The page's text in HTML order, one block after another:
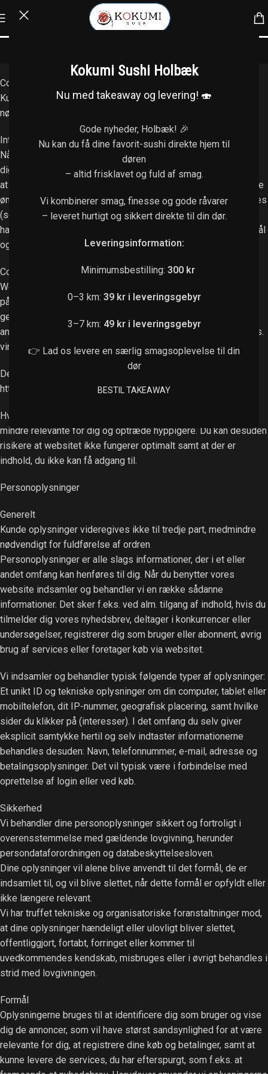
Kokumi Sushi Holbæk
Nu med takeaway og levering! 🍣
Gode nyheder, Holbæk! 🎉
Nu kan du få dine favorit-sushi direkte hjem til
døren
– altid frisklavet og fuld af smag.
Vi kombinerer smag, finesse og gode råvarer
– leveret hurtigt og sikkert direkte til din dør.
Leveringsinformation:
Minimumsbestilling: 300 kr
0–3 km: 39 kr i leveringsgebyr
3–7 km: 49 kr i leveringsgebyr
👉 Lad os levere en særlig smagsoplevelse til din
dør
BESTIL TAKEAWAY
Cookie – og privatlivspolitik hos Kokumi Holbæk ApS
Kunde oplysninger videregives ikke til tredje part, medmindre
nødvendigt for fuldførelse af ordren
Introduktion
Når du besøger vores website indsamles der oplysninger om
dig, som bruges til at tilpasse og forbedre vores indhold og til
at øge værdien af de annoncer, der vises på siden. Hvis du ikke
ønsker, at der indsamles oplysninger, bør du slette dine cookies
(se vejledning) og undlade videre brug af websitet. Nedenfor
har vi uddybet, hvilke informationer der indsamles, deres formål
og hvilke tredjeparter, der har adgang til dem.
Cookies
Websitet anvender “cookies”, der er en tekstfil, som gemmes
på din computer, mobil el. tilsvarende med det formål at
genkende den, huske indstillinger, udføre statistik og målrette
annoncer. Cookies kan ikke indeholde skadelig kode som f.eks.
virus.
Det er muligt at slette eller blokere for cookies. Se vejledning:
http://minecookies.org/cookiehandtering
Hvis du sletter eller blokerer cookies vil annoncer kunne blive
mindre relevante for dig og optræde hyppigere. Du kan desuden
risikere at websitet ikke fungerer optimalt samt at der er
indhold, du ikke kan få adgang til.
Personoplysninger
Generelt
Kunde oplysninger videregives ikke til tredje part, medmindre
nødvendigt for fuldførelse af ordren
Personoplysninger er alle slags informationer, der i et eller
andet omfang kan henføres til dig. Når du benytter vores
website indsamler og behandler vi en række sådanne
informationer. Det sker f.eks. ved alm. tilgang af indhold, hvis du
tilmelder dig vores nyhedsbrev, deltager i konkurrencer eller
undersøgelser, registrerer dig som bruger eller abonnent, øvrig
brug af services eller foretager køb via websitet.
Vi indsamler og behandler typisk følgende typer af oplysninger:
Et unikt ID og tekniske oplysninger om din computer, tablet eller
mobiltelefon, dit IP-nummer, geografisk placering, samt hvilke
sider du klikker på (interesser). I det omfang du selv giver
eksplicit samtykke hertil og selv indtaster informationerne
behandles desuden: Navn, telefonnummer, e-mail, adresse og
betalingsoplysninger. Det vil typisk være i forbindelse med
oprettelse af login eller ved køb.
Sikkerhed
Vi behandler dine personoplysninger sikkert og fortroligt i
overensstemmelse med gældende lovgivning, herunder
persondataforordningen og databeskyttelsesloven.
Dine oplysninger vil alene blive anvendt til det formål, de er
indsamlet til, og vil blive slettet, når dette formål er opfyldt eller
ikke længere relevant.
Vi har truffet tekniske og organisatoriske foranstaltninger mod,
at dine oplysninger hændeligt eller ulovligt bliver slettet,
offentliggjort, fortabt, forringet eller kommer til
uvedkommendes kendskab, misbruges eller i øvrigt behandles i
strid med lovgivningen.
Formål
Oplysningerne bruges til at identificere dig som bruger og vise
dig de annoncer, som vil have størst sandsynlighed for at være
relevante for dig, at registrere dine køb og betalinger, samt at
kunne levere de services, du har efterspurgt, som f.eks. at